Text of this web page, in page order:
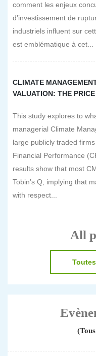
comment les enjeux
d’investissement de
industriels influent sur
est emblématique à cet...
CLIMATE
VALUATION: THE
This study explores to
managerial Climate
large publicly traded
Financial Performance
results show that most
Tobin’s Q, implying that
with respect...
All